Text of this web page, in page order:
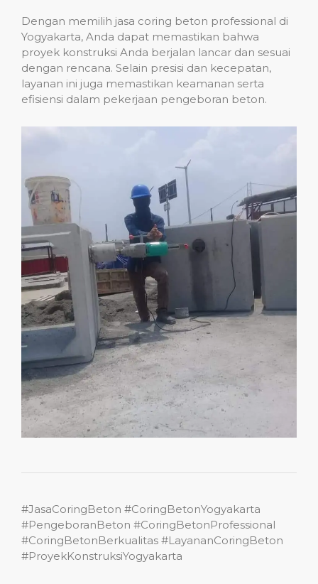
Dengan memilih jasa coring beton professional di
Yogyakarta, Anda dapat memastikan bahwa
proyek konstruksi Anda berjalan lancar dan sesuai
dengan rencana. Selain presisi dan kecepatan,
layanan ini juga memastikan keamanan serta
efisiensi dalam pekerjaan pengeboran beton.
#JasaCoringBeton #CoringBetonYogyakarta
#PengeboranBeton #CoringBetonProfessional
#CoringBetonBerkualitas #LayananCoringBeton
#ProyekKonstruksiYogyakarta